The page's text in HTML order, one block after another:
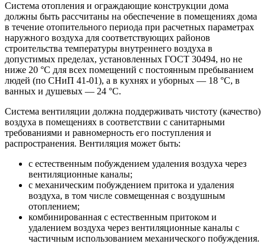
Система отопления и ограждающие конструкции дома
должны быть рассчитаны на обеспечение в помещениях дома
в течение отопительного периода при расчетных параметрах
наружного воздуха для соответствующих районов
строительства температуры внутреннего воздуха в
допустимых пределах, установленных ГОСТ 30494, но не
ниже 20 °С для всех помещений с постоянным пребыванием
людей (по СНиП 41-01), а в кухнях и уборных — 18 °С, в
ванных и душевых — 24 °С.
Система вентиляции должна поддерживать чистоту (качество)
воздуха в помещениях в соответствии с санитарными
требованиями и равномерность его поступления и
распространения. Вентиляция может быть:
с естественным побуждением удаления воздуха через
вентиляционные каналы;
с механическим побуждением притока и удаления
воздуха, в том числе совмещенная с воздушным
отоплением;
комбинированная с естественным притоком и
удалением воздуха через вентиляционные каналы с
частичным использованием механического побуждения.